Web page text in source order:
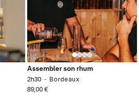
Assembler son rhum
2h30
Bordeaux
89,00 €